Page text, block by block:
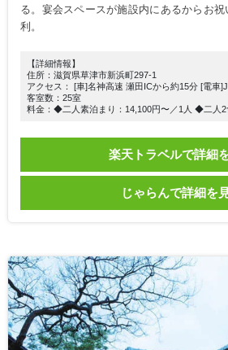
る。宴会スペースが施設内にあるからお
利。
【詳細情報】
住所：滋賀県草津市新浜町297-1
アクセス： [車]名神高速 瀬田ICから約15分 [電車
客室数：25室
料金：◆二人素泊まり：14,100円〜／1人 ◆二人2
楽天トラベルで詳細
じゃらんで詳細を